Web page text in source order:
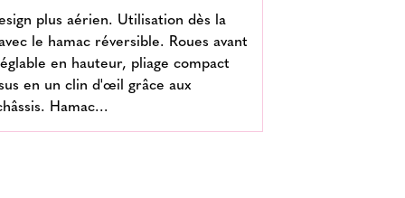
plus aérien. Utilisation dès la
le hamac réversible. Roues avant
en hauteur, pliage compact
en un clin d'œil grâce aux
Hamac…